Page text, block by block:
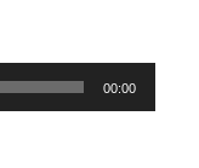
00:00